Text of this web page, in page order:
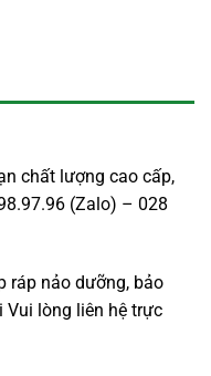
chất lượng cao cấp,
(Zalo) – 028
ráp nảo dưỡng, bảo
Vui lòng liên hệ trực